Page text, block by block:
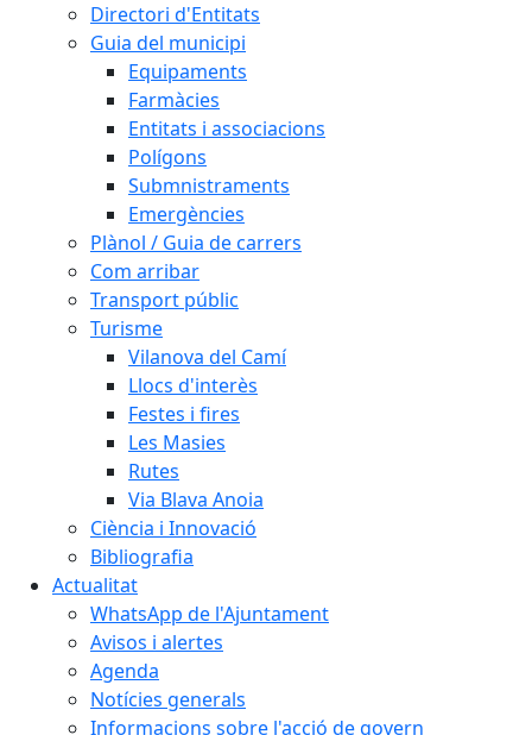
Directori d'Entitats
Guia del municipi
Equipaments
Farmàcies
Entitats i associacions
Polígons
Submnistraments
Emergències
Plànol / Guia de carrers
Com arribar
Transport públic
Turisme
Vilanova del Camí
Llocs d'interès
Festes i fires
Les Masies
Rutes
Via Blava Anoia
Ciència i Innovació
Bibliografia
Actualitat
WhatsApp de l'Ajuntament
Avisos i alertes
Agenda
Notícies generals
Informacions sobre l'acció de govern